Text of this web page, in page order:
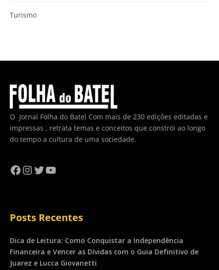
Turismo
O Jornal Folha do Batel Com mais de 230 edições editadas e
impressas , retrata temas e conceitos que constrói ao longo
do tempo a cultura de uma sociedade.
Facebook
Instagram
Twitter
YouTube
Posts Recentes
Dica de Leitura: Como Conquistar a Independência
Financeira e Vencer as Dívidas com o Guia Definitivo de
Juarez e Lucca Giovanetti